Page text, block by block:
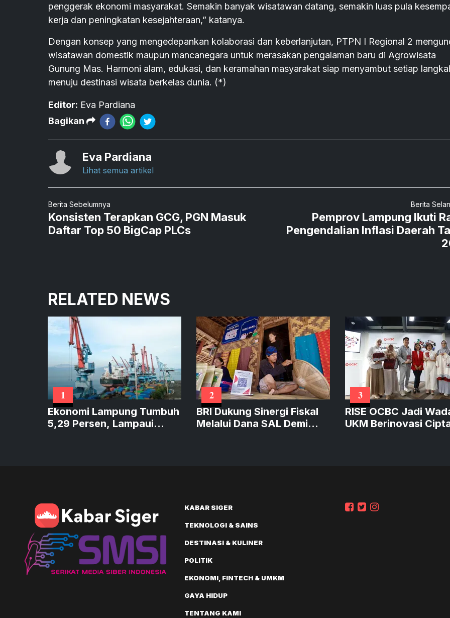
penggerak ekonomi masyarakat. Semakin banyak wisatawan datang, semakin luas pula
kerja dan peningkatan kesejahteraan,” katanya.
Dengan konsep yang mengedepankan kolaborasi dan keberlanjutan, PTPN I Regional 2
wisatawan domestik maupun mancanegara untuk merasakan pengalaman baru di Agrowisata
Gunung Mas. Harmoni alam, edukasi, dan keramahan masyarakat siap menyambut setiap
menuju destinasi wisata berkelas dunia. (*)
Editor: Eva Pardiana
Bagikan
Eva Pardiana
Lihat semua artikel
Berita Sebelumnya
Konsisten Terapkan GCG, PGN Masuk
Daftar Top 50 BigCap PLCs
Berita
Pemprov Lampung Ikuti
Pengendalian Inflasi Daerah
RELATED NEWS
1
Ekonomi Lampung Tumbuh
5,29 Persen, Lampaui
2
BRI Dukung Sinergi Fiskal
Melalui Dana SAL Demi
3
RISE OCBC Jadi
UKM Berinovasi
KABAR SIGER
TEKNOLOGI & SAINS
DESTINASI & KULINER
POLITIK
EKONOMI, FINTECH & UMKM
GAYA HIDUP
TENTANG KAMI